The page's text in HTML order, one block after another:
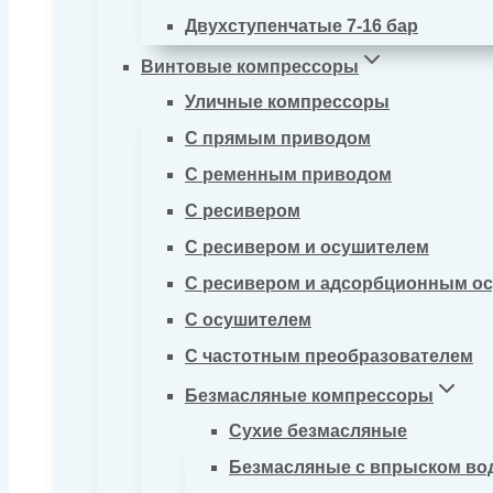
Двухступенчатые 7-16 бар
Винтовые компрессоры
Уличные компрессоры
С прямым приводом
С ременным приводом
С ресивером
С ресивером и осушителем
С ресивером и адсорбционным
С осушителем
С частотным преобразователем
Безмасляные компрессоры
Сухие безмасляные
Безмасляные с впрыском